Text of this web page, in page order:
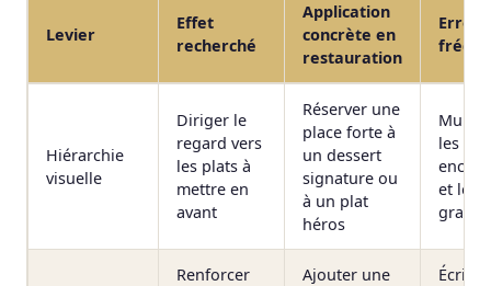
Levier
Effet
recherché
Application
concrète en
restauration
Erreur
Hiérarchie
visuelle
Diriger le
regard vers
les plats à
mettre en
avant
Réserver une
place forte à
un dessert
signature ou
à un plat
héros
les
et les
Renforcer
Ajouter une
Écrire